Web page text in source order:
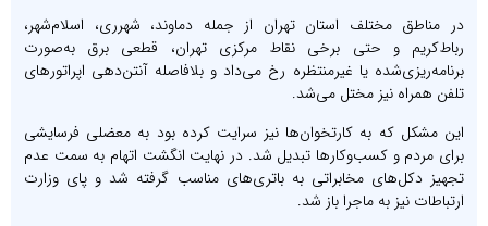
در مناطق مختلف استان تهران از جمله دماوند، شهرری، اسلام‌شهر،
رباط‌کریم و حتی برخی نقاط مرکزی تهران، قطعی برق به‌صورت
برنامه‌ریزی‌شده یا غیرمنتظره رخ می‌داد و بلافاصله آنتن‌دهی اپراتورهای
تلفن همراه نیز مختل می‌شد.
این مشکل که به کارتخوان‌ها نیز سرایت کرده بود به معضلی فرسایشی
برای مردم و کسب‌وکارها تبدیل شد. در نهایت انگشت اتهام به سمت عدم
تجهیز دکل‌های مخابراتی به باتری‌های مناسب گرفته شد و پای وزارت
ارتباطات نیز به ماجرا باز شد.